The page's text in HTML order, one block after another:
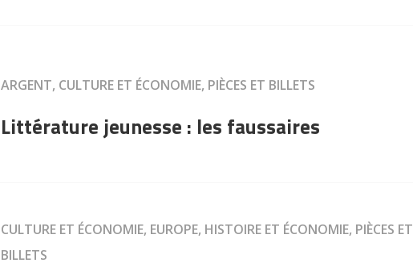
ARGENT, CULTURE ET ÉCONOMIE, PIÈCES ET BILLETS
Littérature jeunesse : les faussaires
CULTURE ET ÉCONOMIE, EUROPE, HISTOIRE ET ÉCONOMIE, PIÈCES ET
BILLETS